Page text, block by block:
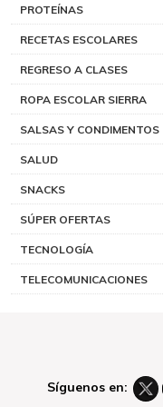
PROTEÍNAS
RECETAS ESCOLARES
REGRESO A CLASES
ROPA ESCOLAR SIERRA
SALSAS Y CONDIMENTOS
SALUD
SNACKS
SÚPER OFERTAS
TECNOLOGÍA
TELECOMUNICACIONES
Síguenos en: